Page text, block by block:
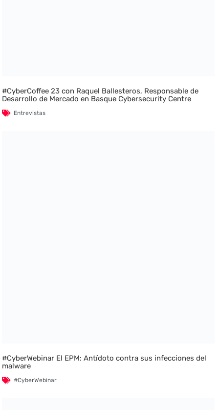
#CyberCoffee 23 con Raquel Ballesteros, Responsable de
Desarrollo de Mercado en Basque Cybersecurity Centre
Entrevistas
#CyberWebinar El EPM: Antídoto contra sus infecciones del
malware
#CyberWebinar